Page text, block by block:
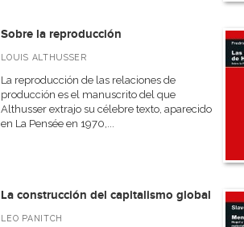
Sobre la reproducción
LOUIS ALTHUSSER
La reproducción de las relaciones de
producción es el manuscrito del que
Althusser extrajo su célebre texto, aparecido
en La Pensée en 1970,...
La construcción del capitalismo global
LEO PANITCH